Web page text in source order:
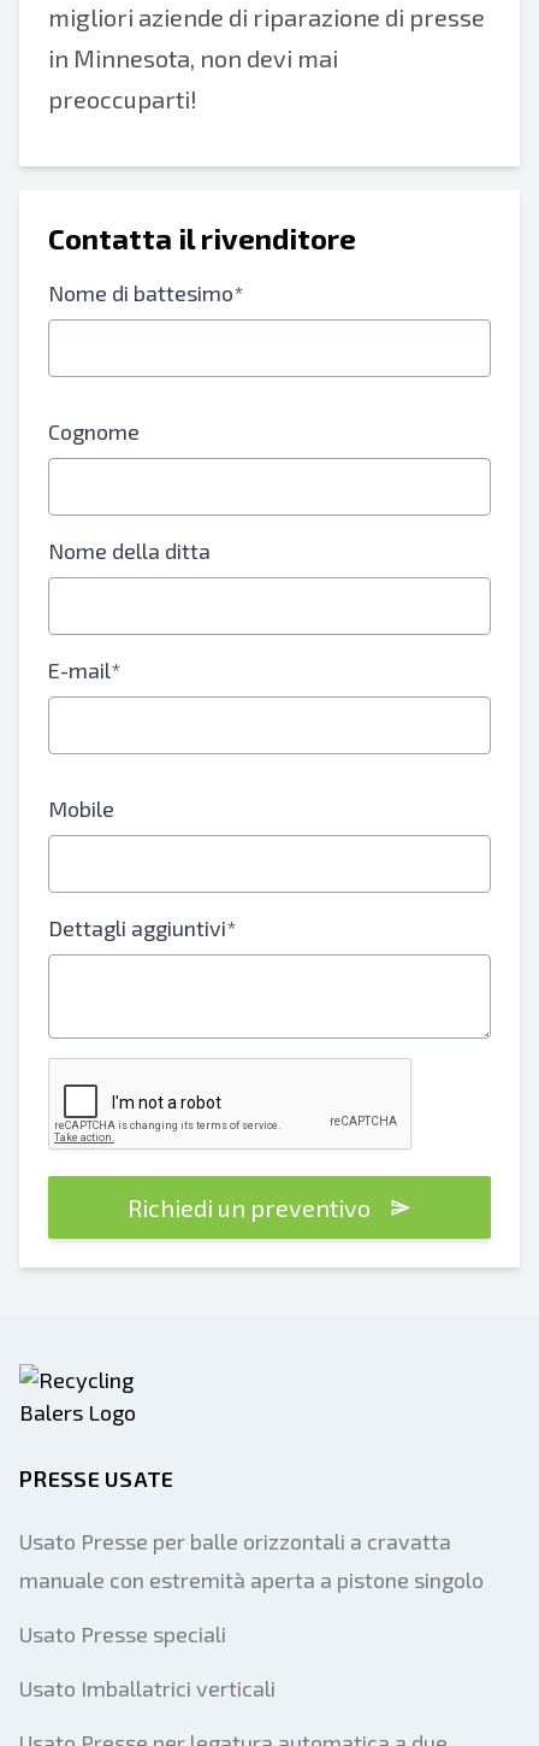
migliori aziende di riparazione di presse
in Minnesota, non devi mai
preoccuparti!
Contatta il rivenditore
Nome di battesimo*
Cognome
Nome della ditta
E-mail*
Mobile
Dettagli aggiuntivi*
Richiedi un preventivo
PRESSE USATE
Usato Presse per balle orizzontali a cravatta
manuale con estremità aperta a pistone singolo
Usato Presse speciali
Usato Imballatrici verticali